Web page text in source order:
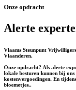
Onze opdracht
Alerte
Vlaams Steunpunt
Vlaanderen.
Onze opdracht? Als alerte
lokale besturen kunnen bij
kostenvergoedingen. En
bloemetjes..